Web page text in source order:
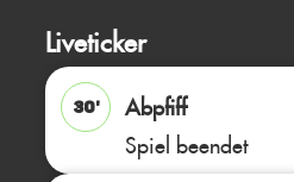
Liveticker
30'
Abpfiff
Spiel beendet